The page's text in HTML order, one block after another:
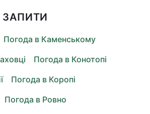
Погода в Каменському
Погода в Конотопі
Погода в Коропі
Погода в Ровно